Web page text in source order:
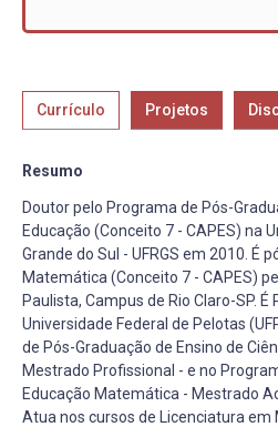
Currículo Projetos
Resumo
Doutor pelo Programa de Pós-
Educação (Conceito 7 - CAPES) na
Grande do Sul - UFRGS em 2010. É
Matemática (Conceito 7 - CAPES)
Paulista, Campus de Rio Claro-SP.
Universidade Federal de Pelotas
de Pós-Graduação de Ensino de
Mestrado Profissional - e no
Educação Matemática - Mestrado
Atua nos cursos de Licenciatura